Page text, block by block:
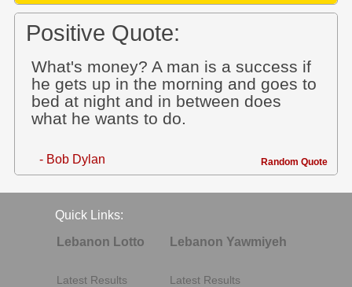
Positive Quote:
What's money? A man is a success if
he gets up in the morning and goes to
bed at night and in between does
what he wants to do.
- Bob Dylan Random Quote
Quick Links:
Lebanon Lotto
Latest Results
Lebanon Yawmiyeh
Latest Results